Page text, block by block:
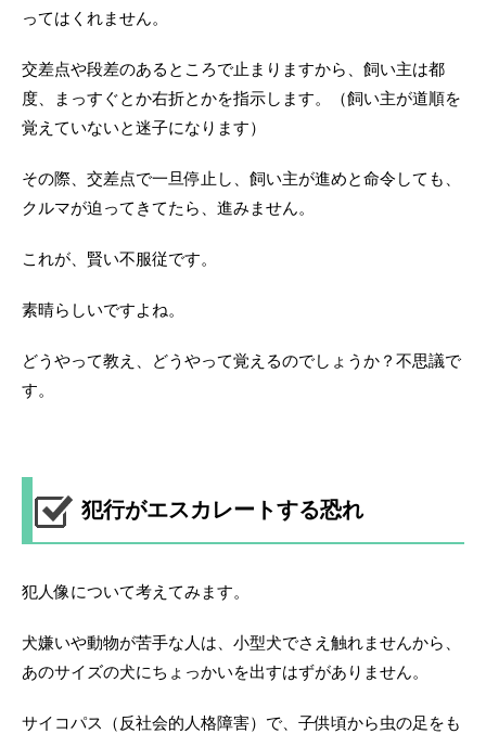
ってはくれません。
交差点や段差のあるところで止まりますから、飼い主は都
度、まっすぐとか右折とかを指示します。（飼い主が道順を
覚えていないと迷子になります）
その際、交差点で一旦停止し、飼い主が進めと命令しても、
クルマが迫ってきてたら、進みません。
これが、賢い不服従です。
素晴らしいですよね。
どうやって教え、どうやって覚えるのでしょうか？不思議で
す。
犯行がエスカレートする恐れ
犯人像について考えてみます。
犬嫌いや動物が苦手な人は、小型犬でさえ触れませんから、
あのサイズの犬にちょっかいを出すはずがありません。
サイコパス（反社会的人格障害）で、子供頃から虫の足をも